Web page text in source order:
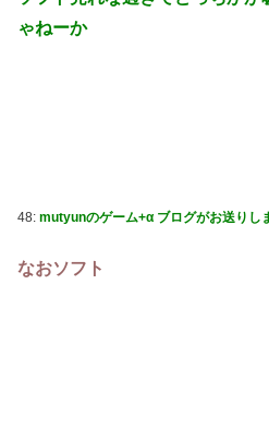
ゃねーか
48: mutyunのゲーム+α ブログがお送りし
なおソフト